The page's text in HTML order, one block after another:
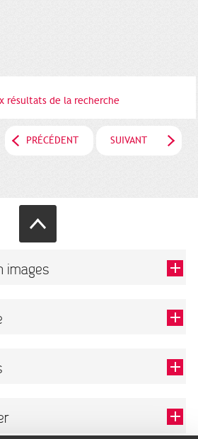
résultats de la recherche
PRÉCÉDENT SUIVANT
images